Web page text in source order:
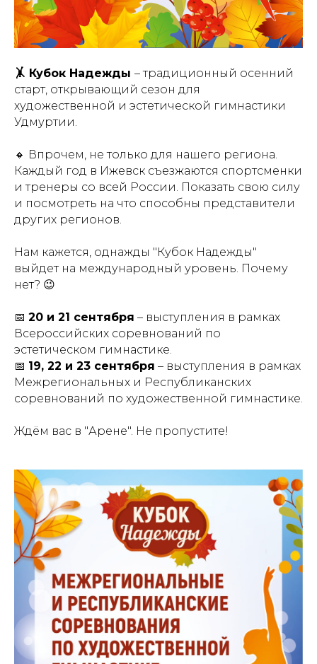
🤸 Кубок Надежды – традиционный осенний
старт, открывающий сезон для
художественной и эстетической гимнастики
Удмуртии.
🔸 Впрочем, не только для нашего региона.
Каждый год в Ижевск съезжаются спортсменки
и тренеры со всей России. Показать свою силу
и посмотреть на что способны представители
других регионов.
Нам кажется, однажды "Кубок Надежды"
выйдет на международный уровень. Почему
нет? 😉
📅 20 и 21 сентября – выступления в рамках
Всероссийских соревнований по
эстетическом гимнастике.
📅 19, 22 и 23 сентября – выступления в рамках
Межрегиональных и Республиканских
соревнований по художественной гимнастике.
Ждём вас в "Арене". Не пропустите!